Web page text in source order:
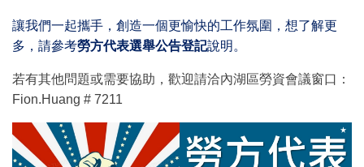
讓我們一起攜手，創造一個更愉快的工作氛圍，想了解更
多，請參考勞方代表選舉公告登記說明。
若有其他問題或需要協助，歡迎請洽內湖區勞資會議窗口：
Fion.Huang # 7211